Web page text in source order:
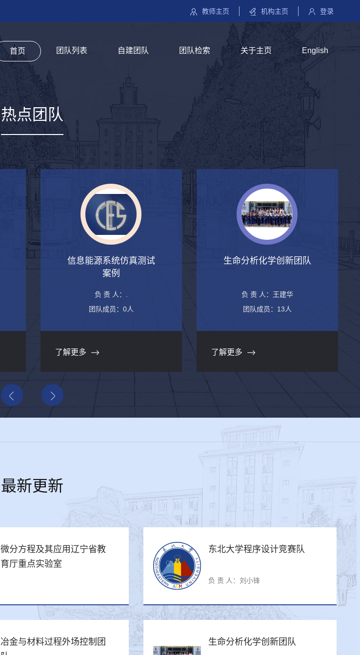
登录
机构主页
教师主页
首页 团队列表 自建团队 团队检索 关于主页 English
热点团队
信息能源系统仿真测试
案例
负 责 人：.
团队成员：0人
了解更多
生命分析化学创新团队
负 责 人：王建华
团队成员：13人
了解更多
最新更新
微分方程及其应用辽宁省教
育厅重点实验室
东北大学程序设计竞赛队
负 责 人：刘小锋
冶金与材料过程外场控制团
生命分析化学创新团队